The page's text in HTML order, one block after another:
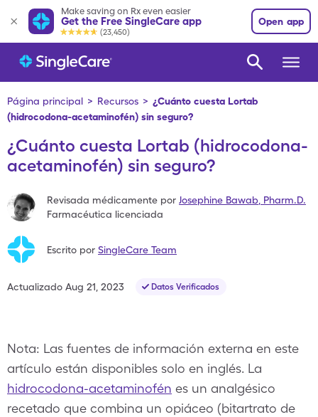
Make saving on Rx even easier
Get the Free SingleCare app
(23,450)
Open app
Página principal > Recursos > ¿Cuánto cuesta Lortab
(hidrocodona-acetaminofén) sin seguro?
¿Cuánto cuesta Lortab (hidrocodona-
acetaminofén) sin seguro?
Revisada médicamente por Josephine Bawab Pharm.D.
Farmacéutica licenciada
Escrito por SingleCare Team
Actualizado Aug 21, 2023 Datos Verificados
Nota: Las fuentes de información externa en este
artículo están disponibles solo en inglés. La
hidrocodona-acetaminofén es un analgésico
recetado que combina un opiáceo (bitartrato de